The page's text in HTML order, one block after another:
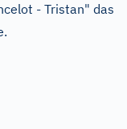
- Tristan" das